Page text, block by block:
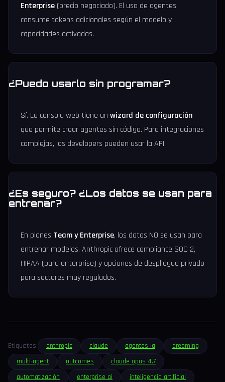
Enterprise (precio negociado). El uso de agentes
consume tokens adicionales según el modelo y
capacidades activadas.
¿Puedo usarlo sin programar?
Sí. La consola web tiene un wizard de configuración
que permite crear agentes sin código. Para integraciones
complejas, los developers pueden usar la API.
¿Es seguro? ¿Los datos se usan para
entrenar?
En planes Team y Enterprise, los datos NO se usan para
entrenar modelos. Anthropic ofrece compliance SOC 2,
HIPAA (para enterprise) y opciones de despliegue privado
para sectores muy regulados.
Etiquetas: anthropic claude agentes ia
dreaming
multi-agent
outcomes
claude opus 4.7
automatización
enterprise ai inteligencia artificial